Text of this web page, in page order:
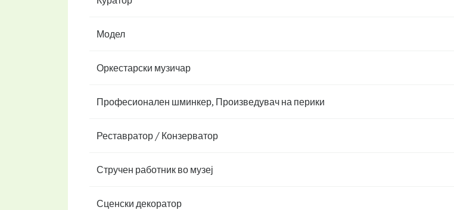
Модел
Оркестарски музичар
Професионален шминкер, Произведувач на перики
Реставратор / Конзерватор
Стручен работник во музеј
Сценски декоратор